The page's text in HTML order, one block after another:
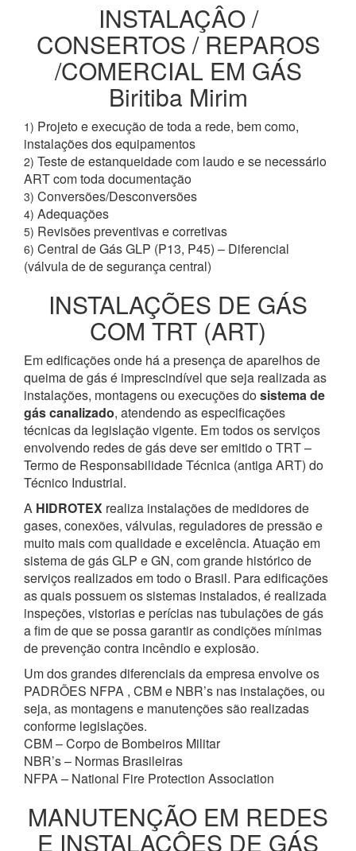
INSTALAÇÂO /
CONSERTOS / REPAROS
/COMERCIAL EM GÁS
Biritiba Mirim
1) Projeto e execução de toda a rede, bem como,
instalações dos equipamentos
2) Teste de estanqueidade com laudo e se necessário
ART com toda documentação
3) Conversões/Desconversões
4) Adequações
5) Revisões preventivas e corretivas
6) Central de Gás GLP (P13, P45) – Diferencial
(válvula de de segurança central)
INSTALAÇÕES DE GÁS
COM TRT (ART)
Em edificações onde há a presença de aparelhos de
queima de gás é imprescindível que seja realizada as
instalações, montagens ou execuções dosistema de
gás canalizado, atendendo as especificações
técnicas da legislação vigente. Em todos os serviços
envolvendo redes de gás deve ser emitido o TRT –
Termo de Responsabilidade Técnica (antiga ART) do
Técnico Industrial.
A HIDROTEX realiza instalações de medidores de
gases, conexões, válvulas, reguladores de pressão e
muito mais com qualidade e excelência. Atuação em
sistema de gás GLP e GN, com grande histórico de
serviços realizados em todo o Brasil. Para edificações
as quais possuem os sistemas instalados, é realizada
inspeções, vistorias e perícias nas tubulações de gás
a fim de que se possa garantir as condições mínimas
de prevenção contra incêndio e explosão.
Um dos grandes diferenciais da empresa envolve os
PADRÕES NFPA , CBM e NBR’s nas instalações, ou
seja, as montagens e manutenções são realizadas
conforme legislações.
CBM – Corpo de Bombeiros Militar
NBR’s – Normas Brasileiras
NFPA – National Fire Protection Association
MANUTENÇÃO EM REDES
E INSTALAÇÔES DE GÁS